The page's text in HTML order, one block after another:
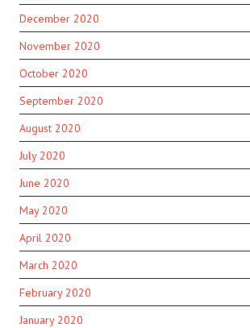
December 2020
November 2020
October 2020
September 2020
August 2020
July 2020
June 2020
May 2020
April 2020
March 2020
February 2020
January 2020